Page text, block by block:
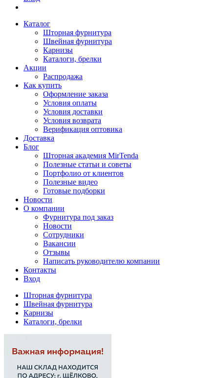
Каталог
Шторная фурнитура
Швейная фурнитура
Карнизы
Каталоги, брелки
Акции
Распродажа
Как купить
Оформление заказа
Условия оплаты
Условия доставки
Условия возврата
Верификация оптовика
Доставка
Блог
Шторная академия MirTenda
Полезные статьи и советы
Портфолио от клиентов
Полезные видео
Готовые подборки
Новости
О компании
Фурнитура под заказ
Новости
Сотрудники
Вакансии
Отзывы
Написать руководителю компании
Контакты
Вход
Шторная фурнитура
Швейная фурнитура
Карнизы
Каталоги, брелки